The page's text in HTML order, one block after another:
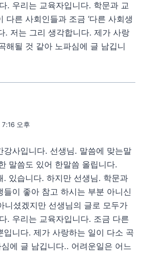
. 우리는 교육자입니다. 학문과 교
다른 사회인들과 조금 ‘다른 사회생
. 저는 그리 생각합니다. 제가 사랑
해될 것 같아 노파심에 글 남깁니
오후
강사입니다. 선생님. 말씀에 맞는말
말씀도 있어 한말씀 올립니다.
. 있습니다. 하지만 선생님. 학문과
들이 좋아 참고 하시는 부분 아니신
니셨겠지만 선생님의 글로 모두가
. 우리는 교육자입니다. 조금 다른
입니다. 제가 사랑하는 일이 다소 곡
에 글 남깁니다.. 어려운일은 어느